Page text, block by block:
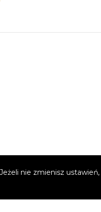
nie zmienisz